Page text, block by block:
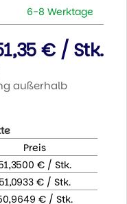
6-8 Werktage
€ / Stk.
außerhalb
Preis
€ / Stk.
51,0933 € / Stk.
€ / Stk.